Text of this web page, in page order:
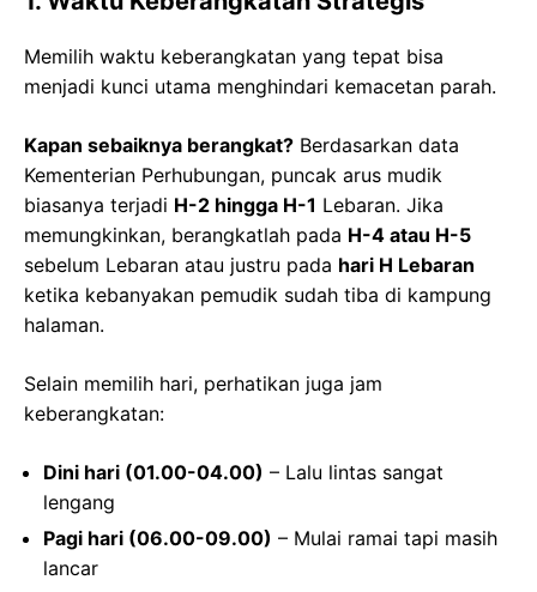
Memilih waktu keberangkatan yang tepat bisa
menjadi kunci utama menghindari kemacetan parah.
Kapan sebaiknya berangkat? Berdasarkan data
Kementerian Perhubungan, puncak arus mudik
biasanya terjadi H-2 hingga H-1 Lebaran. Jika
memungkinkan, berangkatlah pada H-4 atau H-5
sebelum Lebaran atau justru pada hari H Lebaran
ketika kebanyakan pemudik sudah tiba di kampung
halaman.
Selain memilih hari, perhatikan juga jam
keberangkatan:
Dini hari (01.00-04.00) – Lalu lintas sangat
lengang
Pagi hari (06.00-09.00) – Mulai ramai tapi masih
lancar